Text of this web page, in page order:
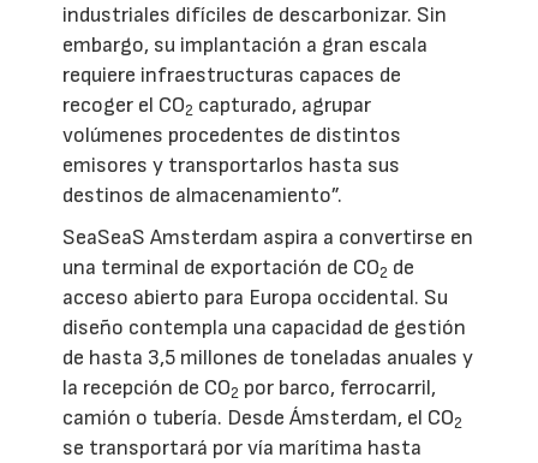
industriales difíciles de descarbonizar. Sin
embargo, su implantación a gran escala
requiere infraestructuras capaces de
recoger el CO2 capturado, agrupar
volúmenes procedentes de distintos
emisores y transportarlos hasta sus
destinos de almacenamiento”.
SeaSeaS Amsterdam aspira a convertirse en
una terminal de exportación de CO2 de
acceso abierto para Europa occidental. Su
diseño contempla una capacidad de gestión
de hasta 3,5 millones de toneladas anuales y
la recepción de CO2 por barco, ferrocarril,
camión o tubería. Desde Ámsterdam, el CO2
se transportará por vía marítima hasta